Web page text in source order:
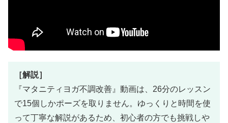
［解説］
『マタニティヨガ不調改善』動画は、26分のレッスン
で15個しかポーズを取りません。ゆっくりと時間を使
って丁寧な解説があるため、初心者の方でも挑戦しや